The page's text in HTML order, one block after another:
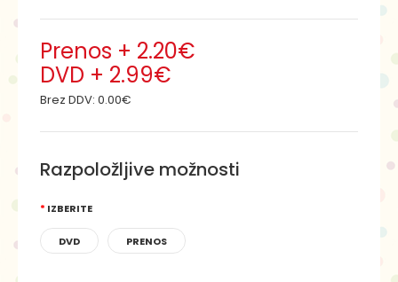
Prenos + 2.20€
DVD + 2.99€
Brez DDV: 0.00€
Razpoložljive možnosti
IZBERITE
DVD PRENOS